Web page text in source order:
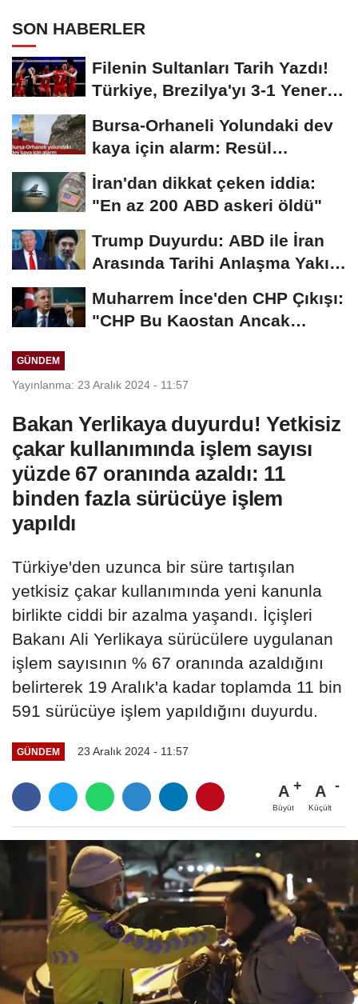
SON HABERLER
Filenin Sultanları Tarih Yazdı!
Türkiye, Brezilya'yı 3-1 Yenerek
Bursa-Orhaneli Yolundaki dev
kaya için alarm: Resül
Kaplan'dan yetkililere...
İran'dan dikkat çeken iddia:
"En az 200 ABD askeri öldü"
Trump Duyurdu: ABD ile İran
Arasında Tarihi Anlaşma Yakın!
Muharrem İnce'den CHP Çıkışı:
"CHP Bu Kaostan Ancak
GÜNDEM
Yayınlanma: 23 Aralık 2024 - 11:57
Bakan Yerlikaya duyurdu! Yetkisiz
çakar kullanımında işlem sayısı
yüzde 67 oranında azaldı: 11
binden fazla sürücüye işlem
yapıldı
Türkiye'den uzunca bir süre tartışılan
yetkisiz çakar kullanımında yeni kanunla
birlikte ciddi bir azalma yaşandı. İçişleri
Bakanı Ali Yerlikaya sürücülere uygulanan
işlem sayısının % 67 oranında azaldığını
belirterek 19 Aralık'a kadar toplamda 11 bin
591 sürücüye işlem yapıldığını duyurdu.
GÜNDEM 23 Aralık 2024 - 11:57
A
Büyüt
A
Küçült